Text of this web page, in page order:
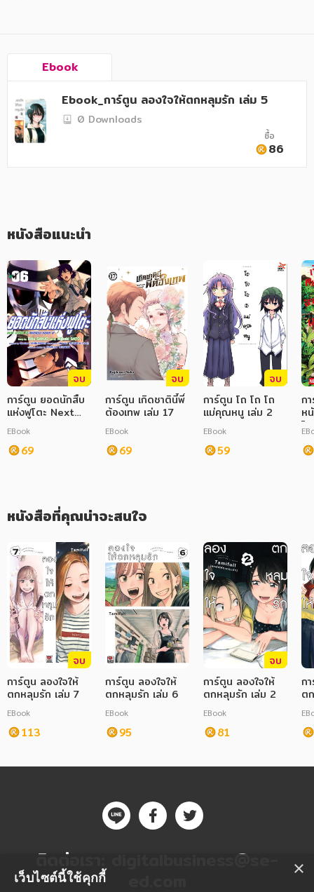
กฎหมาย สัญญา ภาษี
การเงิน การลงทุน บริหาร
นิตยสาร หนังสือพิมพ์
การเรียน การศึกษา
เทคโนโลยี การสื่อสาร วิทยาศาสตร์
ภาษาศาสตร์
หนังสือเด็ก
การพัฒนาตนเอง
ความรู้ทั่วไป
การ์ตูนความรู้ การ์ตูน
การ์ตูนมังงะ (Manga)
Ebook
Ebook_การ์ตูน ลองใจให้ตกหลุมรัก เล่ม 5
0 Downloads
ซื้อ
86
หนังสือแนะนำ
จบ
การ์ตูน ยอดนักสืบ
แห่งฟูโตะ Next
Stage of
Masked Rider W
เล่ม 6
EBook
69
จบ
การ์ตูน เกิดชาตินี้พี่
ต้องเทพ เล่ม 17
EBook
69
จบ
การ์ตูน โถ โถ โถ
แม่คุณหนู เล่ม 2
EBook
59
ก
ห
โ
หนังสือที่คุณน่าจะสนใจ
จบ
การ์ตูน ลองใจให้
ตกหลุมรัก เล่ม 7
EBook
113
การ์ตูน ลองใจให้
ตกหลุมรัก เล่ม 6
EBook
95
จบ
การ์ตูน ลองใจให้
ตกหลุมรัก เล่ม 2
EBook
81
ก
ต
ติดต่อเรา: digitalbusiness@se- ×
เว็บไซต์นี้ใช้คุกกี้